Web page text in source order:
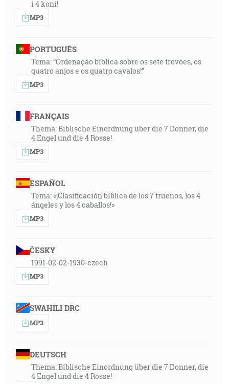
i 4 koni!
MP3
PORTUGUÊS
Tema: “Ordenação bíblica sobre os sete trovões, os
quatro anjos e os quatro cavalos!”
MP3
FRANÇAIS
Thema: Biblische Einordnung über die 7 Donner, die
4 Engel und die 4 Rosse!
MP3
ESPAÑOL
Tema: «¡Clasificación bíblica de los 7 truenos, los 4
ángeles y los 4 caballos!»
MP3
ČESKY
1991-02-02-1930-czech
MP3
SWAHILI DRC
MP3
DEUTSCH
Thema: Biblische Einordnung über die 7 Donner, die
4 Engel und die 4 Rosse!